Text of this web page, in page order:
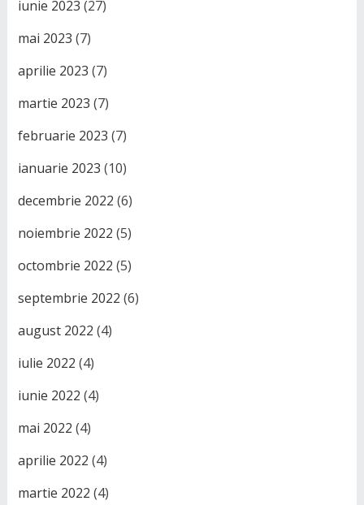
iunie 2023 (27)
mai 2023 (7)
aprilie 2023 (7)
martie 2023 (7)
februarie 2023 (7)
ianuarie 2023 (10)
decembrie 2022 (6)
noiembrie 2022 (5)
octombrie 2022 (5)
septembrie 2022 (6)
august 2022 (4)
iulie 2022 (4)
iunie 2022 (4)
mai 2022 (4)
aprilie 2022 (4)
martie 2022 (4)